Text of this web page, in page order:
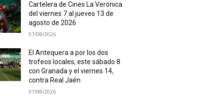
Cartelera de Cines La Verónica
del viernes 7 al jueves 13 de
agosto de 2026
07/08/2026
El Antequera a por los dos
trofeos locales, este sábado 8
con Granada y el viernes 14,
contra Real Jaén
07/08/2026